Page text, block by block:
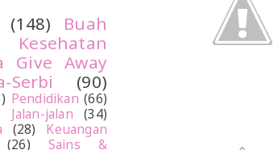
(148)
Buah
Kesehatan
Give Away
Serbi (90)
Pendidikan (66)
Jalan-jalan
(34)
(28)
Keuangan
(26)
Sains &